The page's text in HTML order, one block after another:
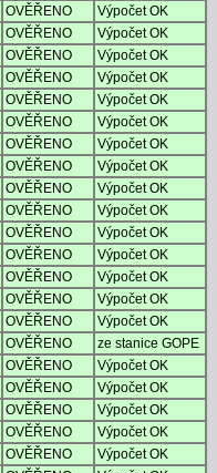
OVĚŘENO
Výpočet OK
OVĚŘENO
Výpočet OK
OVĚŘENO
Výpočet OK
OVĚŘENO
Výpočet OK
OVĚŘENO
Výpočet OK
OVĚŘENO
Výpočet OK
OVĚŘENO
Výpočet OK
OVĚŘENO
Výpočet OK
OVĚŘENO
Výpočet OK
OVĚŘENO
Výpočet OK
OVĚŘENO
Výpočet OK
OVĚŘENO
Výpočet OK
OVĚŘENO
Výpočet OK
OVĚŘENO
Výpočet OK
OVĚŘENO
Výpočet OK
OVĚŘENO
ze stanice GOPE
OVĚŘENO
Výpočet OK
OVĚŘENO
Výpočet OK
OVĚŘENO
Výpočet OK
OVĚŘENO
Výpočet OK
OVĚŘENO
Výpočet OK